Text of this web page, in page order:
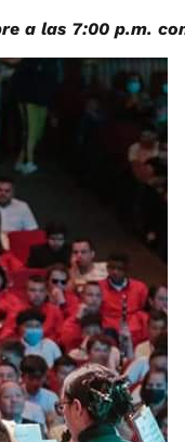
a las 7:00 p.m.